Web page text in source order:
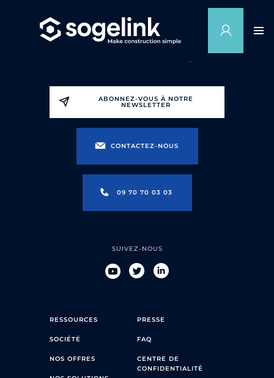
ABONNEZ-VOUS À NOTRE
NEWSLETTER
CONTACTEZ-NOUS
09 70 70 03 03
SUIVEZ-NOUS
RESSOURCES
SOCIÉTÉ
NOS OFFRES
PRESSE
FAQ
CENTRE DE
CONFIDENTIALITÉ